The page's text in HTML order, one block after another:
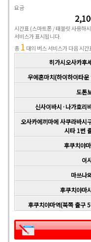
요금
시간표 (스마트폰 / 태블릿 사용하
서비스가 표시됩니다.
총 1 대의 버스 서비스가 다음 시
히가시오사카후
우에혼마치(하이하이타운
도톤
신사이바시·나가호리
오사카에끼마에 사쿠라바시
시타 1번
후쿠치야
이
마쓰나
후쿠치야마
후쿠치야마역(북쪽 출구